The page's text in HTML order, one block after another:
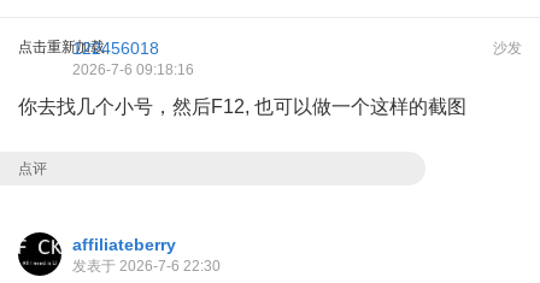
点击重新加载 沙发
122456018
2026-7-6 09:18:16
你去找几个小号，然后F12, 也可以做一个这样的截图
点评
affiliateberry
发表于 2026-7-6 22:30